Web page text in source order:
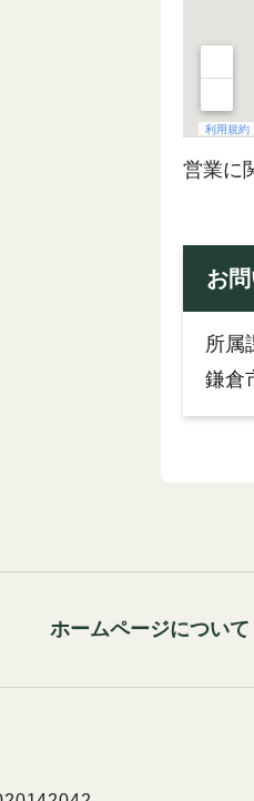
営業に
お
所属
鎌倉
ホームページについて